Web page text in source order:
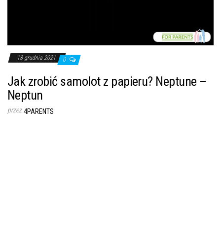
13 grudnia 2021 0
Jak zrobić samolot z papieru? Neptune –
Neptun
przez 4PARENTS